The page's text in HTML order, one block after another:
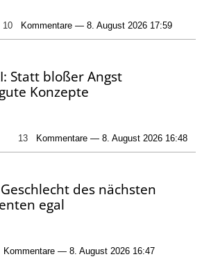
10 Kommentare — 8. August 2026 17:59
Statt bloßer Angst
Konzepte
13 Kommentare — 8. August 2026 16:48
des nächsten
egal
Kommentare — 8. August 2026 16:47